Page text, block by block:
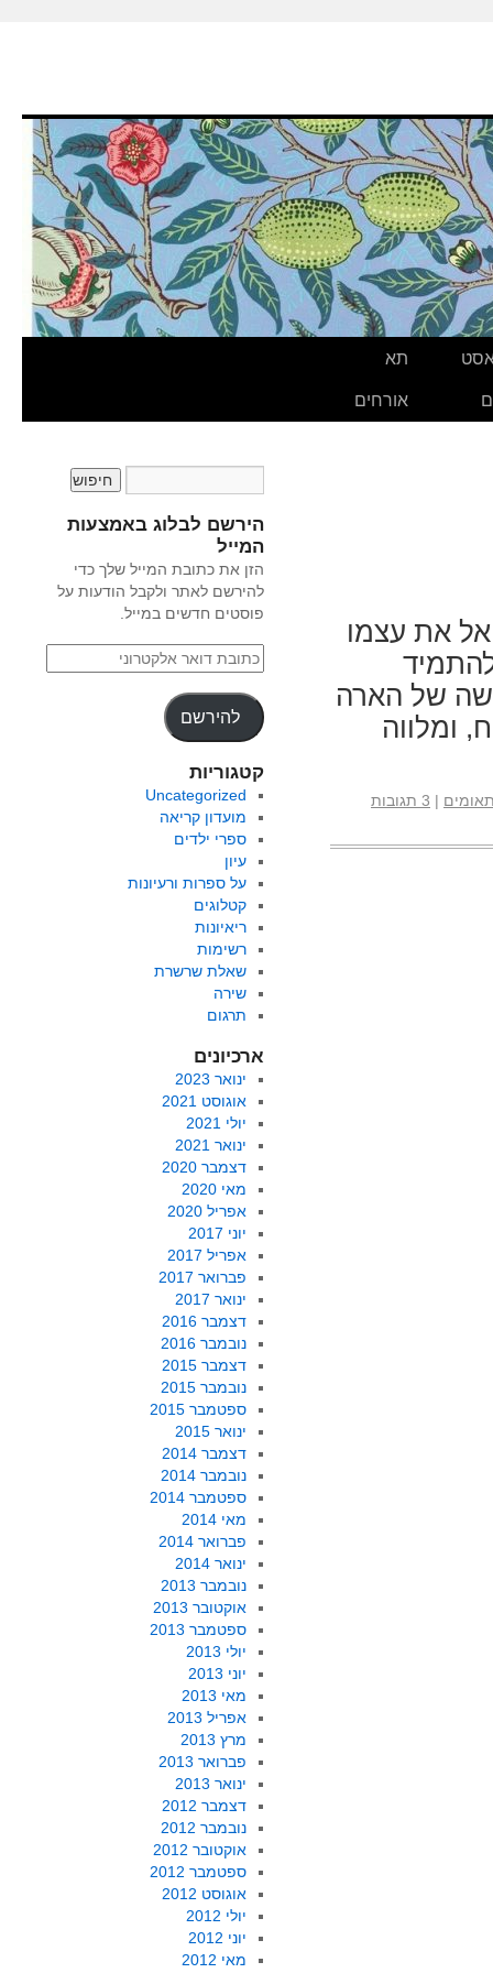
תא
אורחים
את עצמו
של הארה
ומלווה
| 3 תגובות
הירשם לבלוג באמצעות
המייל
הזן את כתובת המייל שלך כדי
להירשם לאתר ולקבל הודעות על
פוסטים חדשים במייל.
להירשם
קטגוריות
Uncategorized
מועדון קריאה
ספרי ילדים
עיון
על ספרות ורעיונות
קטלוגים
ריאיונות
רשימות
שאלת שרשרת
שירה
תרגום
ארכיונים
ינואר 2023
אוגוסט 2021
יולי 2021
ינואר 2021
דצמבר 2020
מאי 2020
אפריל 2020
יוני 2017
אפריל 2017
פברואר 2017
ינואר 2017
דצמבר 2016
נובמבר 2016
דצמבר 2015
נובמבר 2015
ספטמבר 2015
ינואר 2015
דצמבר 2014
נובמבר 2014
ספטמבר 2014
מאי 2014
פברואר 2014
ינואר 2014
נובמבר 2013
אוקטובר 2013
ספטמבר 2013
יולי 2013
יוני 2013
מאי 2013
אפריל 2013
מרץ 2013
פברואר 2013
ינואר 2013
דצמבר 2012
נובמבר 2012
אוקטובר 2012
ספטמבר 2012
אוגוסט 2012
יולי 2012
יוני 2012
מאי 2012